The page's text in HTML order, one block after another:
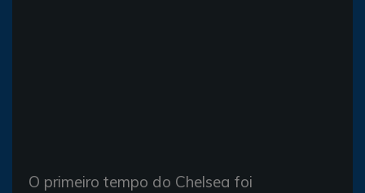
O primeiro tempo do Chelsea foi